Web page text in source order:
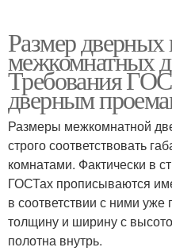
Размер
межкомнатных
Требования
дверным
Размеры межкомнатной
строго соответствовать
комнатами. Фактически в
ГОСТах прописываются
в соответствии с ними уже
толщину и ширину с
полотна внутрь.